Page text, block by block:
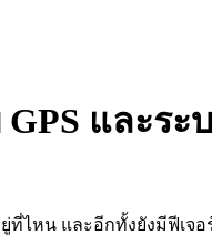
และระ
หน และอีกทั้งยังมีฟีเ